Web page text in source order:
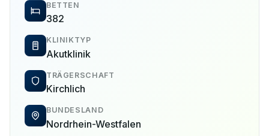
BETTEN
382
KLINIKTYP
Akutklinik
TRÄGERSCHAFT
Kirchlich
BUNDESLAND
Nordrhein-Westfalen